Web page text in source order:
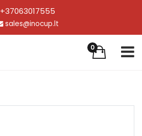
+37063017555
sales@inocup.lt
0